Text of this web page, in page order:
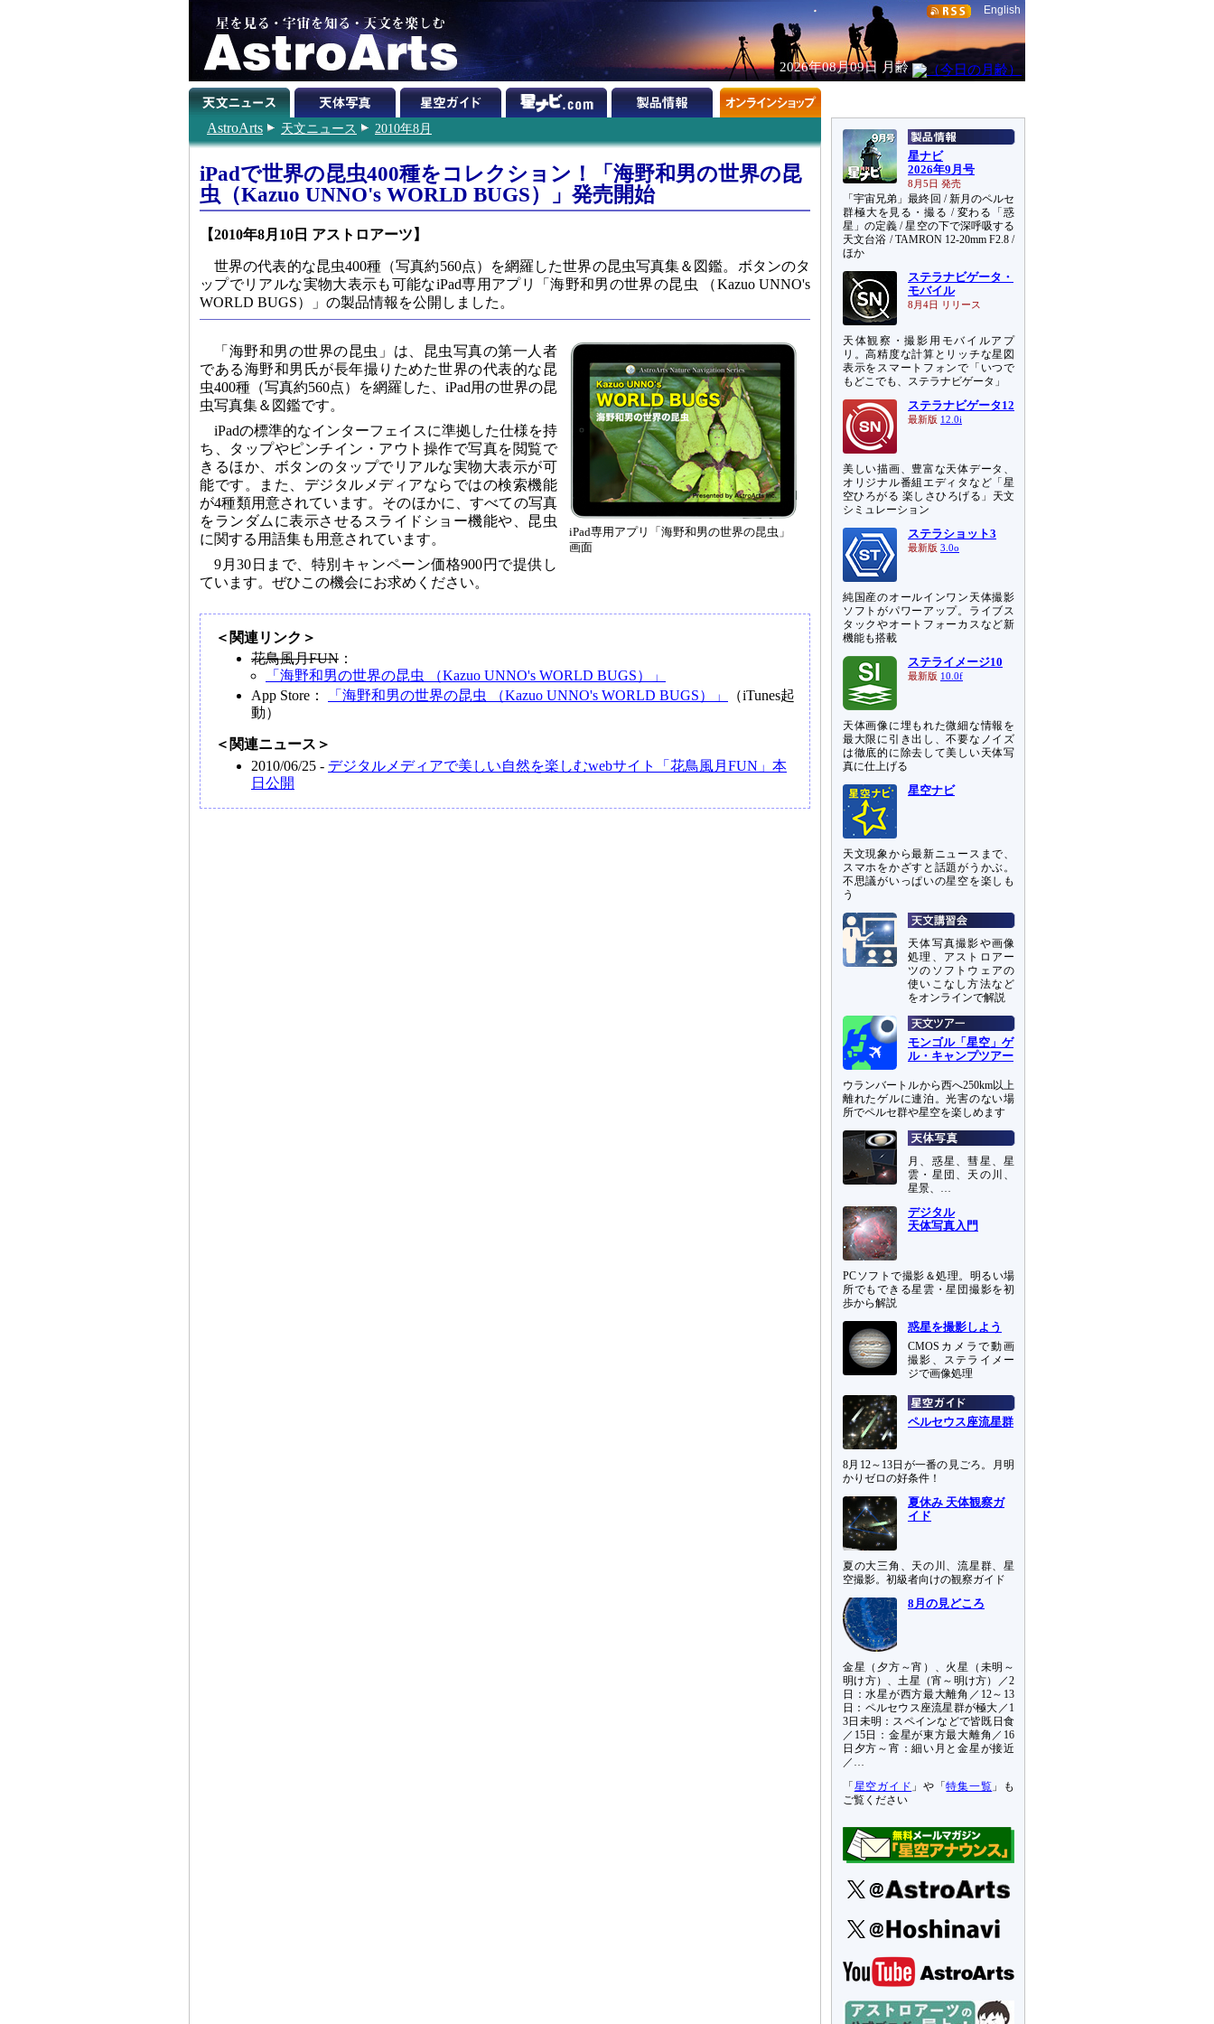
English
2026年08月09日 月齢
AstroArts 天文ニュース 2010年8月
iPadで世界の昆虫400種をコレクション！「海野和男の世界の昆
虫（Kazuo UNNO's WORLD BUGS）」発売開始
【2010年8月10日 アストロアーツ】
世界の代表的な昆虫400種（写真約560点）を網羅した世界の昆虫写真集＆図鑑。ボタンのタ
ップでリアルな実物大表示も可能なiPad専用アプリ「海野和男の世界の昆虫 （Kazuo UNNO's
WORLD BUGS）」の製品情報を公開しました。
iPad専用アプリ「海野和男の世界の昆虫」
画面
「海野和男の世界の昆虫」は、昆虫写真の第一人者
である海野和男氏が長年撮りためた世界の代表的な昆
虫400種（写真約560点）を網羅した、iPad用の世界の昆
虫写真集＆図鑑です。
iPadの標準的なインターフェイスに準拠した仕様を持
ち、タップやピンチイン・アウト操作で写真を閲覧で
きるほか、ボタンのタップでリアルな実物大表示が可
能です。また、デジタルメディアならではの検索機能
が4種類用意されています。そのほかに、すべての写真
をランダムに表示させるスライドショー機能や、昆虫
に関する用語集も用意されています。
9月30日まで、特別キャンペーン価格900円で提供し
ています。ぜひこの機会にお求めください。
＜関連リンク＞
花鳥風月FUN ：
「海野和男の世界の昆虫 （Kazuo UNNO's WORLD BUGS）」
App Store：
「海野和男の世界の昆虫 （Kazuo UNNO's WORLD BUGS）」
（iTunes起
動）
＜関連ニュース＞
2010/06/25 - デジタルメディアで美しい自然を楽しむwebサイト「花鳥風月FUN」本
日公開
星ナビ
2026年9月号
8月5日 発売
「宇宙兄弟」最終回 / 新月のペルセ
群極大を見る・撮る / 変わる「惑
星」の定義 / 星空の下で深呼吸する
天文台浴 / TAMRON 12-20mm F2.8 /
ほか
ステラナビゲータ・
モバイル
8月4日 リリース
天体観察・撮影用モバイルアプ
リ。高精度な計算とリッチな星図
表示をスマートフォンで「いつで
もどこでも、ステラナビゲータ」
ステラナビゲータ12
最新版 12.0i
美しい描画、豊富な天体データ、
オリジナル番組エディタなど「星
空ひろがる 楽しさひろげる」天文
シミュレーション
ステラショット3
最新版 3.0o
純国産のオールインワン天体撮影
ソフトがパワーアップ。ライブス
タックやオートフォーカスなど新
機能も搭載
ステライメージ10
最新版 10.0f
天体画像に埋もれた微細な情報を
最大限に引き出し、不要なノイズ
は徹底的に除去して美しい天体写
真に仕上げる
星空ナビ
天文現象から最新ニュースまで、
スマホをかざすと話題がうかぶ。
不思議がいっぱいの星空を楽しも
う
天体写真撮影や画像
処理、アストロアー
ツのソフトウェアの
使いこなし方法など
をオンラインで解説
モンゴル「星空」ゲ
ル・キャンプツアー
ウランバートルから西へ250km以上
離れたゲルに連泊。光害のない場
所でペルセ群や星空を楽しめます
月、惑星、彗星、星
雲・星団、天の川、
星景、…
デジタル
天体写真入門
PCソフトで撮影＆処理。明るい場
所でもできる星雲・星団撮影を初
歩から解説
惑星を撮影しよう
CMOSカメラで動画
撮影、ステライメー
ジで画像処理
ペルセウス座流星群
8月12～13日が一番の見ごろ。月明
かりゼロの好条件！
夏休み 天体観察ガ
イド
夏の大三角、天の川、流星群、星
空撮影。初級者向けの観察ガイド
8月の見どころ
金星（夕方～宵）、火星（未明～
明け方）、土星（宵～明け方）／2
日：水星が西方最大離角／12～13
日：ペルセウス座流星群が極大／1
3日未明：スペインなどで皆既日食
／15日：金星が東方最大離角／16
日夕方～宵：細い月と金星が接近
／…
「 星空ガイド 」や「特集一覧 」も
ご覧ください